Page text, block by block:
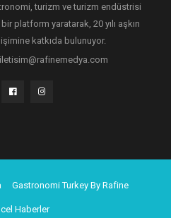
turizm ve turizm endüstrisi
platform yaratarak, 20 yılı aşkın
katkıda bulunuyor.
iletisim@rafinemedya.com
Gastronomi Turkey By Rafine
Haberler